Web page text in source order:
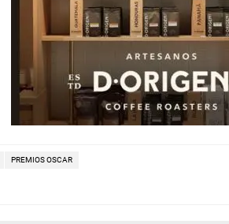
PREMIOS OSCAR